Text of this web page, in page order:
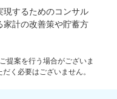
現するためのコンサル
家計の改善策や貯蓄方
提案を行う場合がございま
く必要はございません。